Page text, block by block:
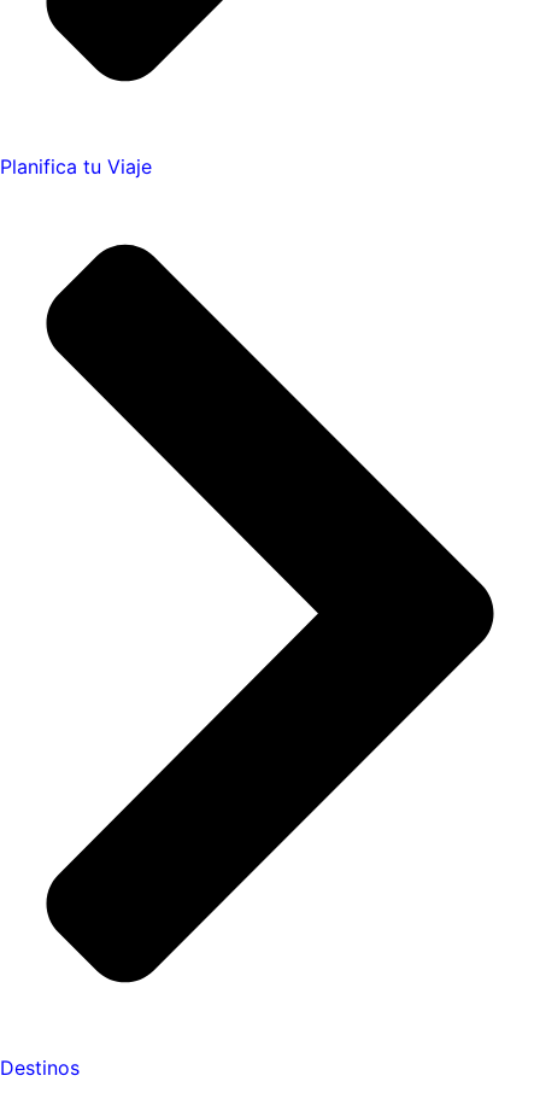
Planifica tu Viaje
Destinos